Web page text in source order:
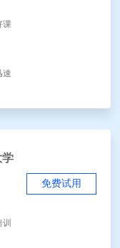
课
速
学
免费试用